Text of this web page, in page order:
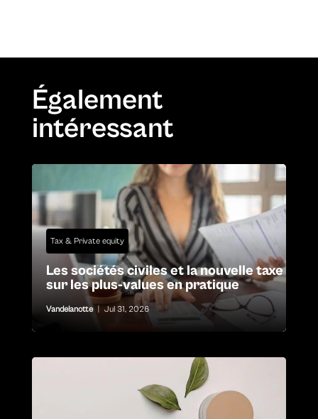
Également
intéressant
Tax & Private equity
Les sociétés civiles et la nouvelle taxe
sur les plus-values en pratique
Vandelanotte Jul 31, 2026